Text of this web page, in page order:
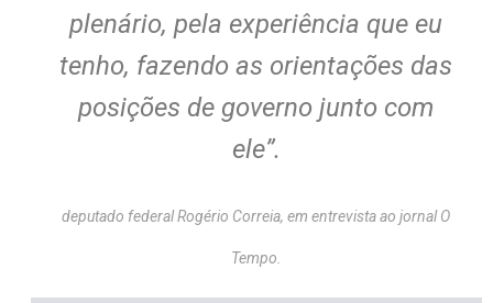
plenário, pela experiência que eu
tenho, fazendo as orientações das
posições de governo junto com
ele”.
deputado federalRogério Correia, em entrevista ao jornal O
Tempo.